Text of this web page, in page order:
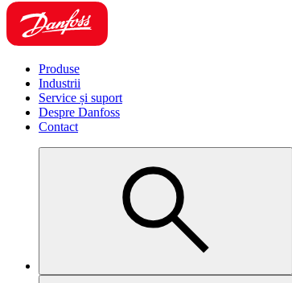
Produse
Industrii
Service și suport
Despre Danfoss
Contact